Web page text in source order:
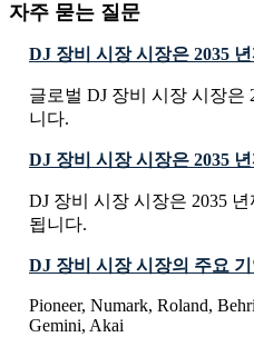
자주 묻는 질문
DJ 장비 시장 시장은 2035
글로벌 DJ 장비 시장 시장은
니다.
DJ 장비 시장 시장은 2035
DJ 장비 시장 시장은 2035
됩니다.
DJ 장비 시장 시장의 주요
Pioneer, Numark, Roland,
Gemini, Akai